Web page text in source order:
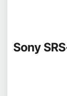
Sony